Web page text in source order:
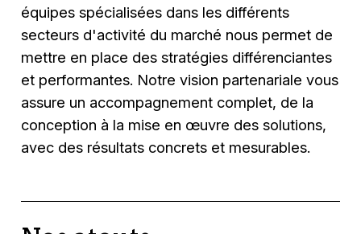
équipes spécialisées dans les différents
secteurs d'activité du marché nous permet de
mettre en place des stratégies différenciantes
et performantes. Notre vision partenariale vous
assure un accompagnement complet, de la
conception à la mise en œuvre des solutions,
avec des résultats concrets et mesurables.